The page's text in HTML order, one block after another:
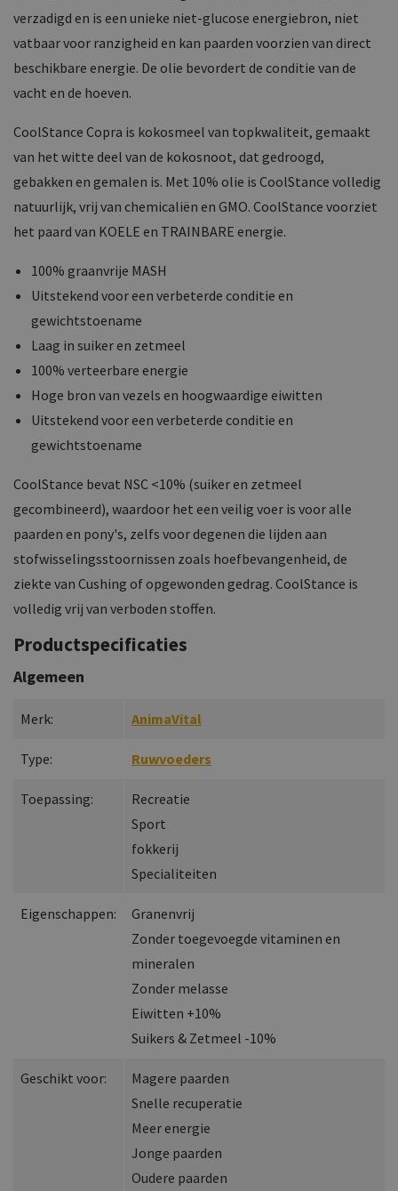
verzadigd en is een unieke niet-glucose energiebron, niet
vatbaar voor ranzigheid en kan paarden voorzien van direct
beschikbare energie. De olie bevordert de conditie van de
vacht en de hoeven.
CoolStance Copra is kokosmeel van topkwaliteit, gemaakt
van het witte deel van de kokosnoot, dat gedroogd,
gebakken en gemalen is. Met 10% olie is CoolStance volledig
natuurlijk, vrij van chemicaliën en GMO. CoolStance voorziet
het paard van KOELE en TRAINBARE energie.
100% graanvrije MASH
Uitstekend voor een verbeterde conditie en
gewichtstoename
Laag in suiker en zetmeel
100% verteerbare energie
Hoge bron van vezels en hoogwaardige eiwitten
Uitstekend voor een verbeterde conditie en
gewichtstoename
CoolStance bevat NSC <10% (suiker en zetmeel
gecombineerd), waardoor het een veilig voer is voor alle
paarden en pony's, zelfs voor degenen die lijden aan
stofwisselingsstoornissen zoals hoefbevangenheid, de
ziekte van Cushing of opgewonden gedrag. CoolStance is
volledig vrij van verboden stoffen.
Productspecificaties
Algemeen
Merk: AnimaVital
Type: Ruwvoeders
Toepassing:
Recreatie
Sport
fokkerij
Specialiteiten
Eigenschappen:
Granenvrij
Zonder toegevoegde vitaminen en
mineralen
Zonder melasse
Eiwitten +10%
Suikers & Zetmeel -10%
Geschikt voor:
Magere paarden
Snelle recuperatie
Meer energie
Jonge paarden
Oudere paarden